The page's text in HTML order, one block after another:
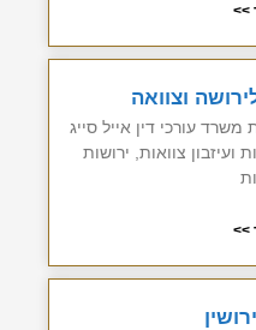
>>
וצוואה
משרד עורכי דין אייל סייג
ועיזבון צוואות, ירושות
>>